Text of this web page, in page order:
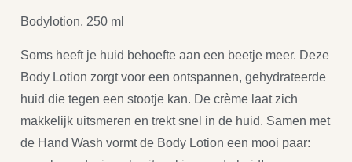
Bodylotion, 250 ml
Soms heeft je huid behoefte aan een beetje meer. Deze
Body Lotion zorgt voor een ontspannen, gehydrateerde
huid die tegen een stootje kan. De crème laat zich
makkelijk uitsmeren en trekt snel in de huid. Samen met
de Hand Wash vormt de Body Lotion een mooi paar: